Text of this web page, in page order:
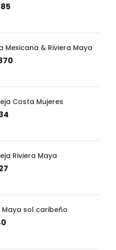
Mexicana & Riviera Maya
Costa Mujeres
Riviera Maya
Maya sol caribeño